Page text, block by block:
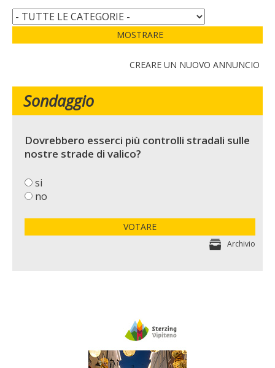
MOSTRARE
CREARE UN NUOVO ANNUNCIO
Sondaggio
Dovrebbero esserci più controlli stradali sulle
nostre strade di valico?
si
no
VOTARE
Archivio